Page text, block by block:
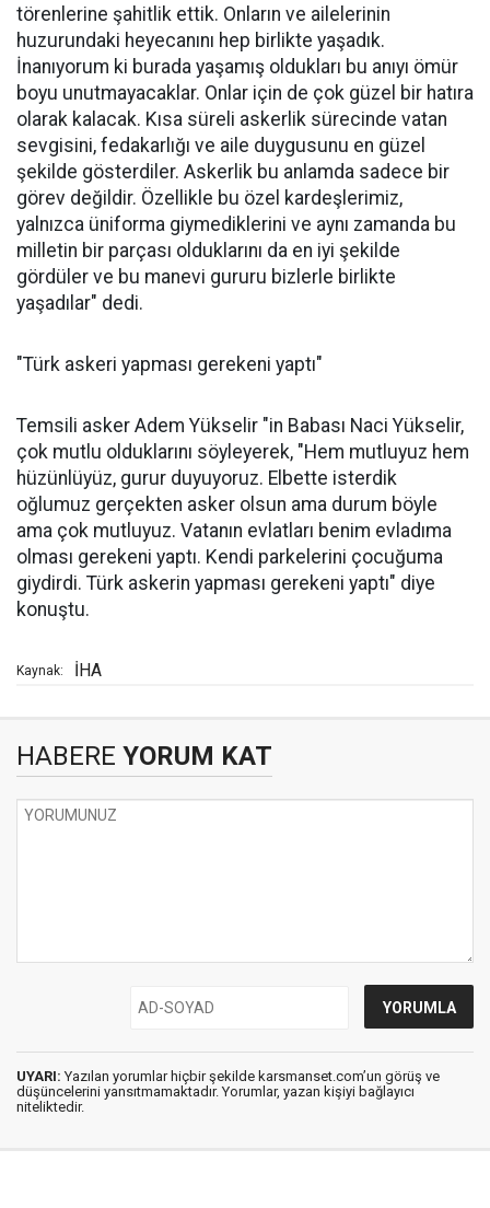
törenlerine şahitlik ettik. Onların ve ailelerinin
huzurundaki heyecanını hep birlikte yaşadık.
İnanıyorum ki burada yaşamış oldukları bu anıyı ömür
boyu unutmayacaklar. Onlar için de çok güzel bir hatıra
olarak kalacak. Kısa süreli askerlik sürecinde vatan
sevgisini, fedakarlığı ve aile duygusunu en güzel
şekilde gösterdiler. Askerlik bu anlamda sadece bir
görev değildir. Özellikle bu özel kardeşlerimiz,
yalnızca üniforma giymediklerini ve aynı zamanda bu
milletin bir parçası olduklarını da en iyi şekilde
gördüler ve bu manevi gururu bizlerle birlikte
yaşadılar" dedi.
"Türk askeri yapması gerekeni yaptı"
Temsili asker Adem Yükselir "in Babası Naci Yükselir,
çok mutlu olduklarını söyleyerek, "Hem mutluyuz hem
hüzünlüyüz, gurur duyuyoruz. Elbette isterdik
oğlumuz gerçekten asker olsun ama durum böyle
ama çok mutluyuz. Vatanın evlatları benim evladıma
olması gerekeni yaptı. Kendi parkelerini çocuğuma
giydirdi. Türk askerin yapması gerekeni yaptı" diye
konuştu.
Kaynak: İHA
HABERE YORUM KAT
UYARI: Yazılan yorumlar hiçbir şekilde karsmanset.com’un görüş ve
düşüncelerini yansıtmamaktadır. Yorumlar, yazan kişiyi bağlayıcı
niteliktedir.